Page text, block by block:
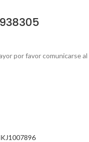
por favor comunicarse al